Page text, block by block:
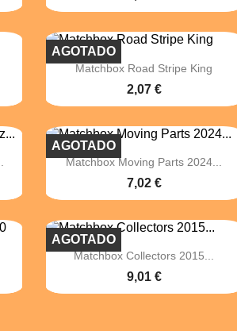
 Vista rápida
Matchbox Road Stripe King
2,07 €
AGOTADO
 Vista rápida
Matchbox Moving Parts 2024...
7,02 €
AGOTADO
 Vista rápida
Matchbox Collectors 2015...
9,01 €
AGOTADO